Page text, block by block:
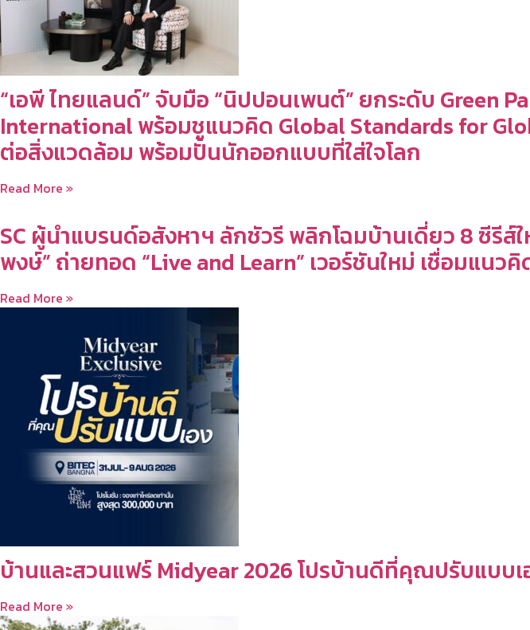
“เอพี ไทยแลนด์” จับมือ “นิปปอนเพนต์” ยกระดับ Green
International พร้อมชูแนวคิด Global Standards for
ต่อสิ่งแวดล้อม พร้อมปั้นนักออกแบบที่ใส่ใจโลก
Read More »
SC ผู้นำแบรนด์อสังหาฯ ลักชัวรี พลิกโฉมบ้านเดี่ยว 8 ซีรีส์
พงษ์” ถ่ายทอด “Live and Learn” เวอร์ชันใหม่ เชื่อมแน
Read More »
บ้านและสวนแฟร์ Midyear 2026 โปรบ้านดีที่คุณปรับแบบเ
Read More »